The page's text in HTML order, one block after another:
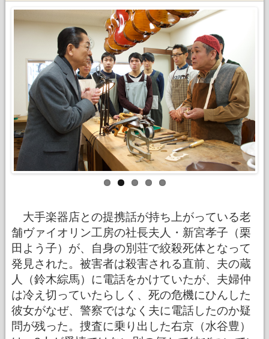
大手楽器店との提携話が持ち上がっている老
舗ヴァイオリン工房の社長夫人・新宮孝子（栗
田よう子）が、自身の別荘で絞殺死体となって
発見された。被害者は殺害される直前、夫の蔵
人（鈴木綜馬）に電話をかけていたが、夫婦仲
は冷え切っていたらしく、死の危機にひんした
彼女がなぜ、警察ではなく夫に電話したのか疑
問が残った。捜査に乗り出した右京（水谷豊）